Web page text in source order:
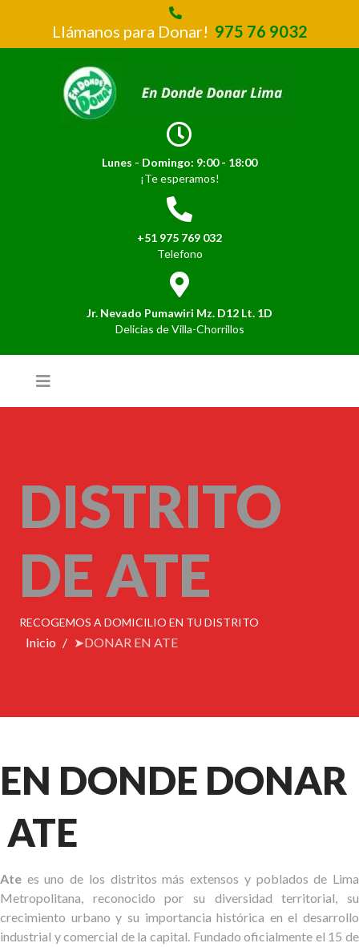
Llámanos para Donar! 975 76 9032
Lunes - Domingo: 9:00 - 18:00
¡Te esperamos!
+51 975 769 032
Telefono
Jr. Nevado Pumawiri Mz. D12 Lt. 1D
Delicias de Villa-Chorrillos
DISTRITO
DE ATE
RECOGEMOS A DOMICILIO EN TU DISTRITO
Inicio ➤DONAR EN ATE
EN DONDE DONAR
ATE
Ate es uno de los distritos más extensos y poblados de Lima
Metropolitana, reconocido por su diversidad territorial, su
crecimiento urbano y su importancia histórica en el desarrollo
industrial y comercial de la capital. Fundado oficialmente el 15 de